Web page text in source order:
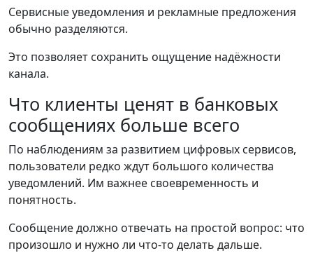
Сервисные уведомления и рекламные предложения
обычно разделяются.
Это позволяет сохранить ощущение надёжности
канала.
Что клиенты ценят в банковых
сообщениях больше всего
По наблюдениям за развитием цифровых сервисов,
пользователи редко ждут большого количества
уведомлений. Им важнее своевременность и
понятность.
Сообщение должно отвечать на простой вопрос: что
произошло и нужно ли что-то делать дальше.